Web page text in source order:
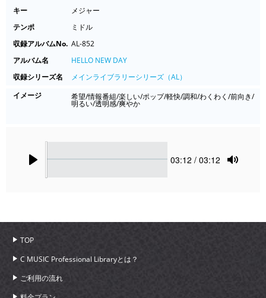
キー
メジャー
テンポ
ミドル
収録アルバムNo. AL-852
アルバム名
HELLO NEW DAY
収録シリーズ名
メインライブラリーシリーズ（AL）
イメージ
希望/情報番組/楽しい/ポップ/軽快/調和/わくわく/前向き/
明るい/透明感/爽やか
Current
03:12 / 03:12
TOP
C MUSIC Professional Libraryとは？
ご利用の流れ